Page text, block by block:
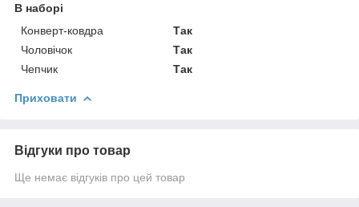
В наборі
Конверт-ковдра
Так
Чоловічок
Так
Чепчик
Так
Приховати
Відгуки про товар
Ще немає відгуків про цей товар